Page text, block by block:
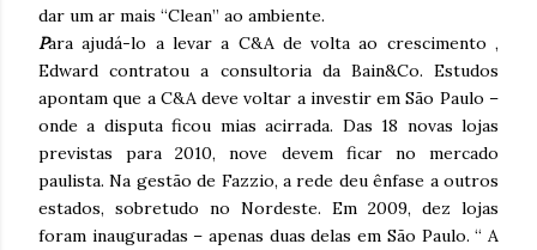
dar um ar mais “Clean” ao ambiente.
Para ajudá-lo a levar a C&A de volta ao crescimento ,
Edward contratou a consultoria da Bain&Co. Estudos
apontam que a C&A deve voltar a investir em São Paulo –
onde a disputa ficou mias acirrada. Das 18 novas lojas
previstas para 2010, nove devem ficar no mercado
paulista. Na gestão de Fazzio, a rede deu ênfase a outros
estados, sobretudo no Nordeste. Em 2009, dez lojas
foram inauguradas – apenas duas delas em São Paulo. “ A